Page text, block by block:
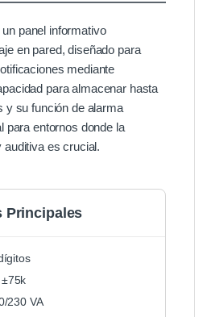
panel informativo
en pared, diseñado para
mediante
para almacenar hasta
y su función de alarma
para entornos donde la
es crucial.
Principales
230 VA